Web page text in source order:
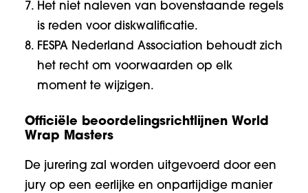
Het niet naleven van bovenstaande regels
is reden voor diskwalificatie.
FESPA Nederland Association behoudt zich
het recht om voorwaarden op elk
moment te wijzigen.
Officiële beoordelingsrichtlijnen World
Wrap Masters
De jurering zal worden uitgevoerd door een
jury op een eerlijke en onpartijdige manier